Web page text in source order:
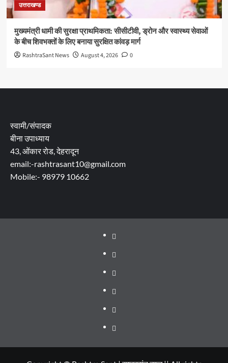
उत्तराखण्ड
मुख्यमंत्री धामी की सुरक्षा प्राथमिकता: सीसीटीवी, ड्रोन और स्वास्थ्य सेवाओं
के बीच शिवभक्तों के लिए बनाया सुरक्षित कांवड़ मार्ग
RashtraSant News August 4, 2026 0
स्वामी/संपादक
बीना उपाध्याय
43, ओंकार रोड, देहरादून
email:-rashtrasant10@gmail.com
Mobile:- 98979 10662
About
WEB
SERIES
TO
Dehradun
Smart
City
Life
in
Dehradun
Places
to
in
सम्पर्क